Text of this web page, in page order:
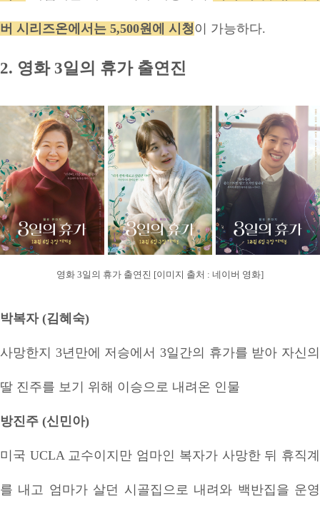
버 시리즈온에서는 5,500원에 시청이 가능하다.
2. 영화 3일의 휴가 출연진
영화 3일의 휴가 출연진 [이미지 출처 : 네이버 영화]
박복자 (김혜숙)
사망한지 3년만에 저승에서 3일간의 휴가를 받아 자신의
딸 진주를 보기 위해 이승으로 내려온 인물
방진주 (신민아)
미국 UCLA 교수이지만 엄마인 복자가 사망한 뒤 휴직계
를 내고 엄마가 살던 시골집으로 내려와 백반집을 운영